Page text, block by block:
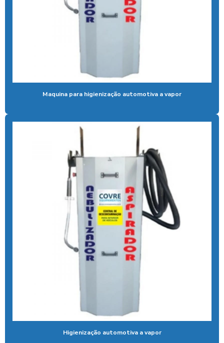
Contador de banhos
Controlador de banho com moedas
Controlador de chuveiro
Controlador de chuveiro com pix
Controlador de ducha para quiosque
Controlador de tempo de banho
Controlador de tempo chuveiro
Desengraxante alcalino biodegradavel
Detergente para lavar caminhões
Ducha automatica para carros
Maquina para higienização automotiva a vapor
Higienização automotiva a vapor